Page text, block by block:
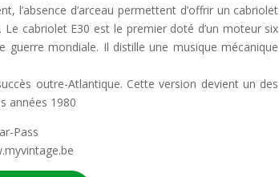
l’absence d’arceau permettent d’offrir un cabriolet
cabriolet E30 est le premier doté d’un moteur six
guerre mondiale. Il distille une musique mécanique
outre-Atlantique. Cette version devient un des
années 1980
Pass